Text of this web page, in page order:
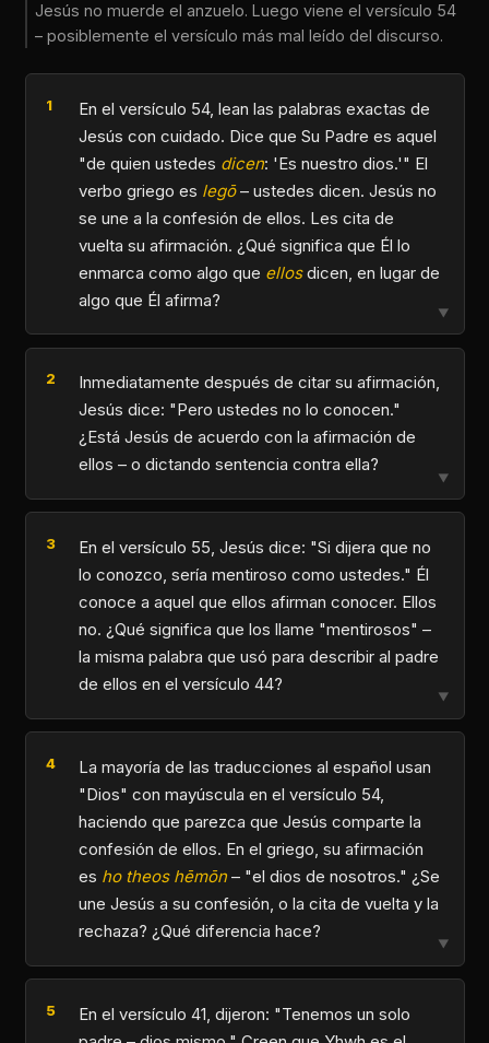
Jesús no muerde el anzuelo. Luego viene el versículo 54
– posiblemente el versículo más mal leído del discurso.
En el versículo 54, lean las palabras exactas de
Jesús con cuidado. Dice que Su Padre es aquel
"de quien ustedes dicen: 'Es nuestro dios.'" El
verbo griego es legō– ustedes dicen. Jesús no
se une a la confesión de ellos. Les cita de
vuelta su afirmación. ¿Qué significa que Él lo
enmarca como algo que ellosdicen, en lugar de
algo que Él afirma?
▼
Inmediatamente después de citar su afirmación,
Jesús dice: "Pero ustedes no lo conocen."
¿Está Jesús de acuerdo con la afirmación de
ellos – o dictando sentencia contra ella?
▼
En el versículo 55, Jesús dice: "Si dijera que no
lo conozco, sería mentiroso como ustedes." Él
conoce a aquel que ellos afirman conocer. Ellos
no. ¿Qué significa que los llame "mentirosos" –
la misma palabra que usó para describir al padre
de ellos en el versículo 44?
▼
La mayoría de las traducciones al español usan
"Dios" con mayúscula en el versículo 54,
haciendo que parezca que Jesús comparte la
confesión de ellos. En el griego, su afirmación
es ho theos hēmōn– "el dios de nosotros." ¿Se
une Jesús a su confesión, o la cita de vuelta y la
rechaza? ¿Qué diferencia hace?
▼
En el versículo 41, dijeron: "Tenemos un solo